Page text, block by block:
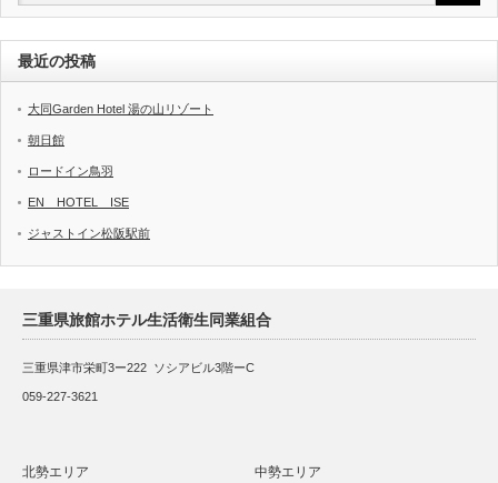
最近の投稿
大同Garden Hotel 湯の山リゾート
朝日館
ロードイン鳥羽
EN HOTEL ISE
ジャストイン松阪駅前
三重県旅館ホテル生活衛生同業組合
三重県津市栄町3ー222 ソシアビル3階ーC
059-227-3621
北勢エリア 中勢エリア